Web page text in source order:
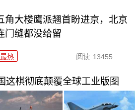
角大楼鹰派翘首盼进京，北京
门缝都没给留
最热 阅读 13455
这棋彻底颠覆全球工业版图